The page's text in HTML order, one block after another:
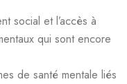
social et l’accès à
qui sont encore
de santé mentale liés